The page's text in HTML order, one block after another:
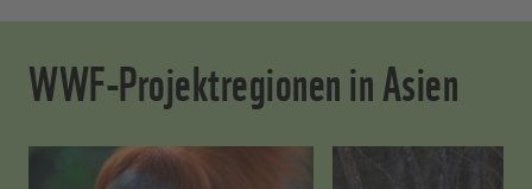
WWF-Projektregionen in Asien